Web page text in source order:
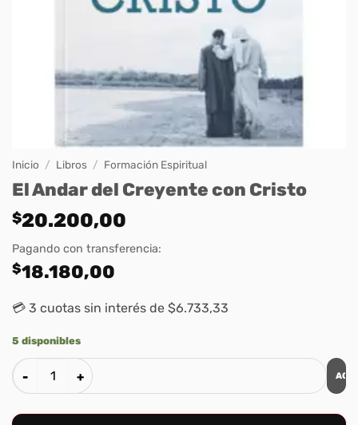
Inicio / Libros / Formación Espiritual
El Andar del Creyente con Cristo
$20.200,00
Pagando con transferencia:
$18.180,00
💳 3 cuotas sin interés de $6.733,33
5 disponibles
El Andar del Creyente con Cristo cantidad